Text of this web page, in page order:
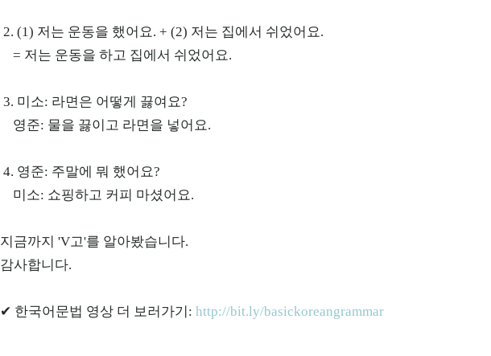
2. (1) 저는 운동을 했어요. + (2) 저는 집에서 쉬었어요.
= 저는 운동을 하고 집에서 쉬었어요.
3. 미소: 라면은 어떻게 끓여요?
영준: 물을 끓이고 라면을 넣어요.
4. 영준: 주말에 뭐 했어요?
미소: 쇼핑하고 커피 마셨어요.
지금까지 'V고'를 알아봤습니다.
감사합니다.
✔︎ 한국어문법 영상 더 보러가기: http://bit.ly/basickoreangrammar